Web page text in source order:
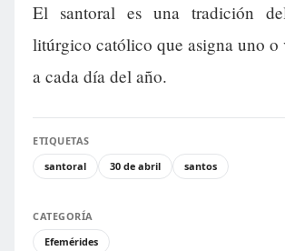
El santoral es una tradición
litúrgico católico que asigna uno o
a cada día del año.
ETIQUETAS
santoral
30 de abril santos
CATEGORÍA
Efemérides